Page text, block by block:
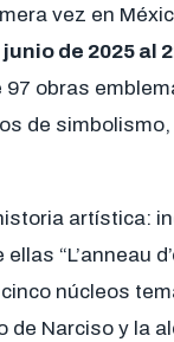
vez en
junio de 2025 al
97 obras
de
artística:
“L’anneau
núcleos
de Narciso y la